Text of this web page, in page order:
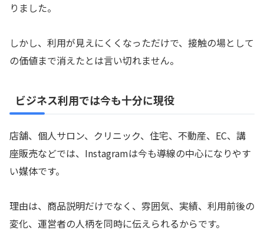
りました。
しかし、利用が見えにくくなっただけで、接触の場として
の価値まで消えたとは言い切れません。
ビジネス利用では今も十分に現役
店舗、個人サロン、クリニック、住宅、不動産、EC、講
座販売などでは、Instagramは今も導線の中心になりやす
い媒体です。
理由は、商品説明だけでなく、雰囲気、実績、利用前後の
変化、運営者の人柄を同時に伝えられるからです。